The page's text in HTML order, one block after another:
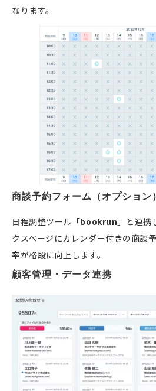
なります。
商談予約フォーム（オプション
日程調整ツール「bookrun 」と連携
クスページにカレンダー付きの商談
率が格段に向上します。
顧客管理・データ連携